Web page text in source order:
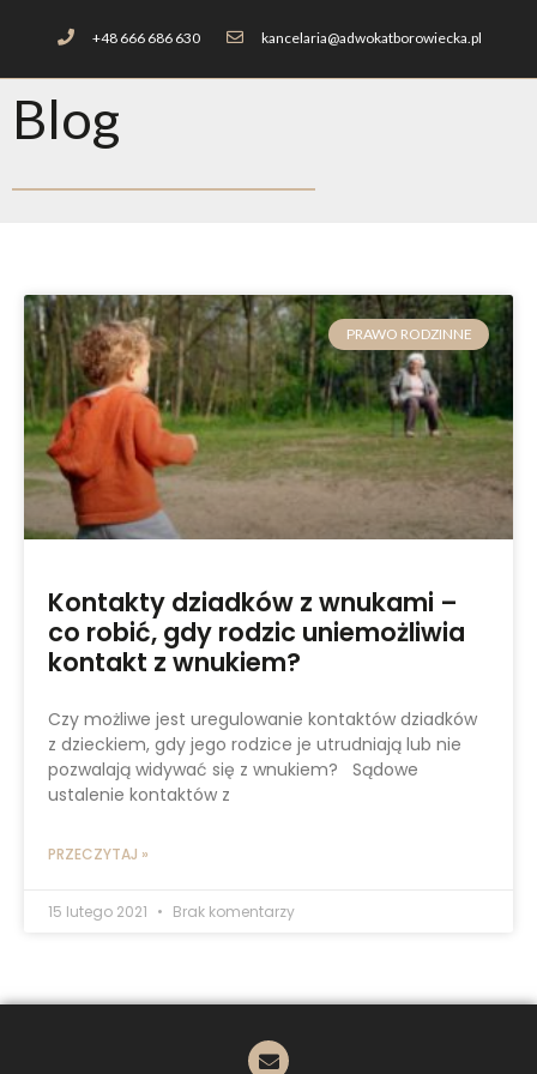
+48 666 686 630 kancelaria@adwokatborowiecka.pl
Blog
PRAWO RODZINNE
Kontakty dziadków z wnukami –
co robić, gdy rodzic uniemożliwia
kontakt z wnukiem?
Czy możliwe jest uregulowanie kontaktów dziadków
z dzieckiem, gdy jego rodzice je utrudniają lub nie
pozwalają widywać się z wnukiem? Sądowe
ustalenie kontaktów z
PRZECZYTAJ »
15 lutego 2021 Brak komentarzy